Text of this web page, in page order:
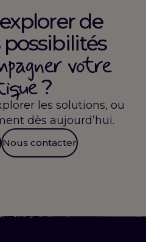
de
votre
?
les solutions, ou
dès aujourd’hui.
Nous contacter